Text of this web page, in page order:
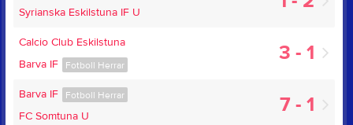
Syrianska Eskilstuna IF U
3 - 1
Calcio Club Eskilstuna
Fotboll Herrar
Barva IF
7 - 1
Fotboll Herrar
Barva IF
FC Somtuna U